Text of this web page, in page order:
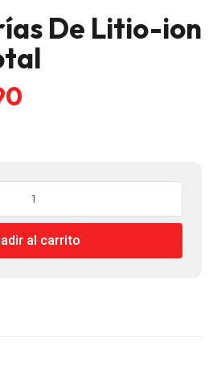
De Litio-ion
$79.990.
al carrito